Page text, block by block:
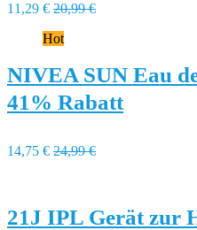
11,29 € 20,99 €
Hot
NIVEA SUN Eau
41% Rabatt
14,75 € 24,99 €
21J IPL Gerät zur